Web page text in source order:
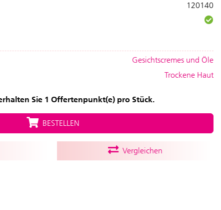
120140
Gesichtscremes und Öle
Trockene Haut
Sie 1 Offertenpunkt(e) pro Stück.
BESTELLEN
Vergleichen